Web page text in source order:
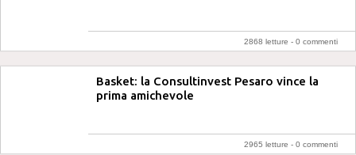
2868 letture - 0 commenti
Basket: la Consultinvest Pesaro vince la
prima amichevole
2965 letture - 0 commenti